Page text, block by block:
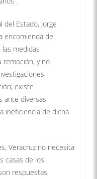
del Estado, Jorge
encomienda de
medidas
remoción, y no
existe
ante diversas
ineficiencia de dicha
Veracruz no necesita
casas de los
respuestas,